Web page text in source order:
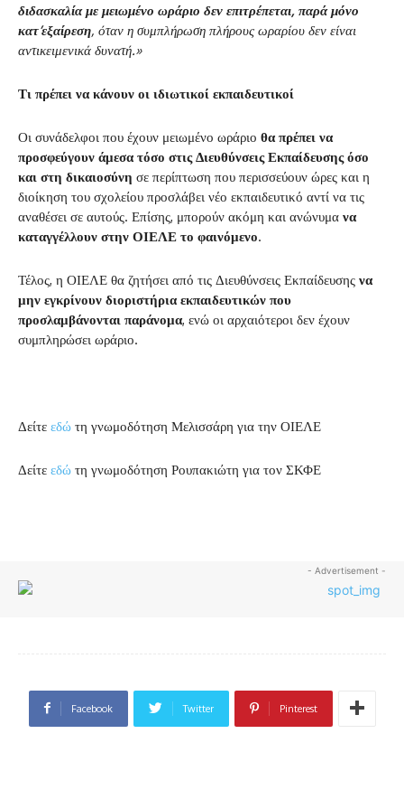
διδασκαλία με μειωμένο ωράριο δεν επιτρέπεται, παρά μόνο
κατ’εξαίρεση, όταν η συμπλήρωση πλήρους ωραρίου δεν είναι
αντικειμενικά δυνατή.»
Τι πρέπει να κάνουν οι ιδιωτικοί εκπαιδευτικοί
Οι συνάδελφοι που έχουν μειωμένο ωράριο θα πρέπει να
προσφεύγουν άμεσα τόσο στις Διευθύνσεις Εκπαίδευσης όσο
και στη δικαιοσύνη σε περίπτωση που περισσεύουν ώρες και η
διοίκηση του σχολείου προσλάβει νέο εκπαιδευτικό αντί να τις
αναθέσει σε αυτούς. Επίσης, μπορούν ακόμη και ανώνυμα να
καταγγέλλουν στην ΟΙΕΛΕ το φαινόμενο.
Τέλος, η ΟΙΕΛΕ θα ζητήσει από τις Διευθύνσεις Εκπαίδευσης να
μην εγκρίνουν διοριστήρια εκπαιδευτικών που
προσλαμβάνονται παράνομα, ενώ οι αρχαιότεροι δεν έχουν
συμπληρώσει ωράριο.
Δείτε εδώ τη γνωμοδότηση Μελισσάρη για την ΟΙΕΛΕ
Δείτε εδώ τη γνωμοδότηση Ρουπακιώτη για τον ΣΚΦΕ
- Advertisement -
Facebook Twitter Pinterest